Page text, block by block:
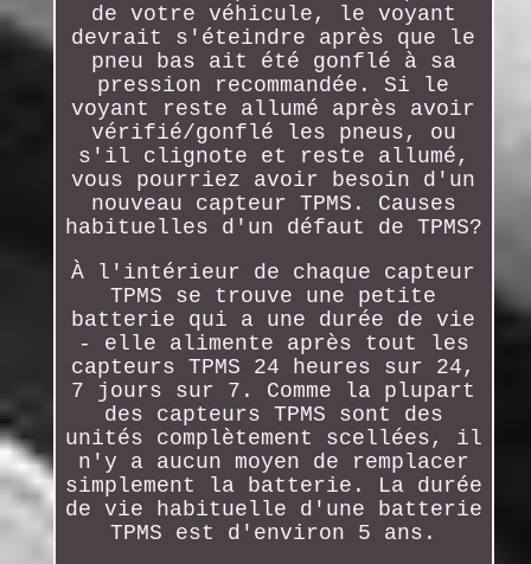
de votre véhicule, le voyant
devrait s'éteindre après que le
pneu bas ait été gonflé à sa
pression recommandée. Si le
voyant reste allumé après avoir
vérifié/gonflé les pneus, ou
s'il clignote et reste allumé,
vous pourriez avoir besoin d'un
nouveau capteur TPMS. Causes
habituelles d'un défaut de TPMS?
À l'intérieur de chaque capteur
TPMS se trouve une petite
batterie qui a une durée de vie
- elle alimente après tout les
capteurs TPMS 24 heures sur 24,
7 jours sur 7. Comme la plupart
des capteurs TPMS sont des
unités complètement scellées, il
n'y a aucun moyen de remplacer
simplement la batterie. La durée
de vie habituelle d'une batterie
TPMS est d'environ 5 ans.